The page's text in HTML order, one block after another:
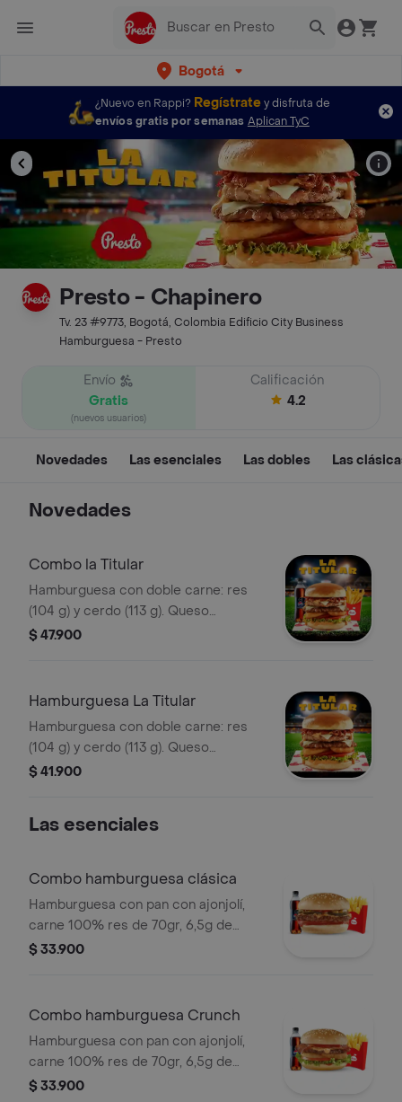
Bogotá
¿Nuevo en Rappi? Regístratey disfruta de
envíos gratis por semanas Aplican TyC
Presto - Chapinero
Tv. 23 #9773, Bogotá, Colombia Edificio City Business
Hamburguesa - Presto
Envío
Gratis
(nuevos usuarios)
Calificación
4.2
Novedades Las esenciales Las dobles Las
Novedades
Combo la Titular
Hamburguesa con doble carne: res
(104 g) y cerdo (113 g). Queso
mozzarella, tocineta, salsa Master de
tomate y lechuga crespa, pan brioche.
$ 47.900
Hamburguesa La Titular
Hamburguesa con doble carne: res
(104 g) y cerdo (113 g). Queso
mozzarella, tocineta, salsa Master de
tomate y lechuga crespa, pan brioche.
$ 41.900
Las esenciales
Combo hamburguesa clásica
Hamburguesa con pan con ajonjolí,
carne 100% res de 70gr, 6,5g de
queso cheddar, salsa de tomate y
Acompañada con papas pequeñas,
una copa de salsa Presto y bebida de
400ml.
$ 33.900
Combo hamburguesa Crunch
Hamburguesa con pan con ajonjolí,
carne 100% res de 70gr, 6,5g de
queso cheddar, crujientes anillos de
$ 33.900